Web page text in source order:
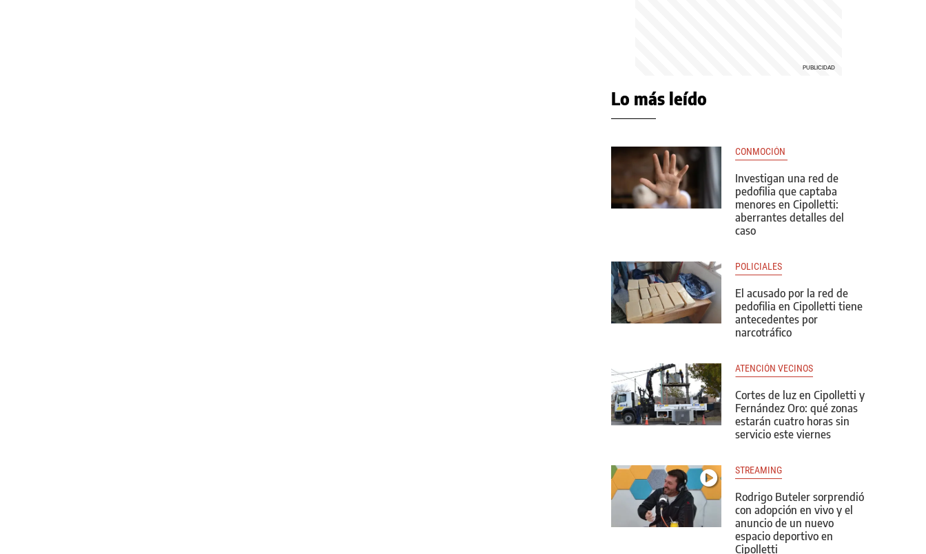
Lo más leído
CONMOCIÓN
Investigan una red de
pedofilia que captaba
menores en Cipolletti:
aberrantes detalles del
caso
POLICIALES
El acusado por la red de
pedofilia en Cipolletti tiene
antecedentes por
narcotráfico
ATENCIÓN VECINOS
Cortes de luz en Cipolletti y
Fernández Oro: qué zonas
estarán cuatro horas sin
servicio este viernes
STREAMING
Rodrigo Buteler sorprendió
con adopción en vivo y el
anuncio de un nuevo
espacio deportivo en
Cipolletti